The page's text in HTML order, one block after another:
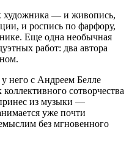
художника — и живопись,
и роспись по фарфору,
Еще одна необычная
работ: два автора
него с Андреем Белле
сотворчества
из музыки —
уже почти
без мгновенного